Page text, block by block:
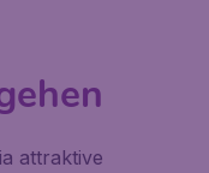
attraktive